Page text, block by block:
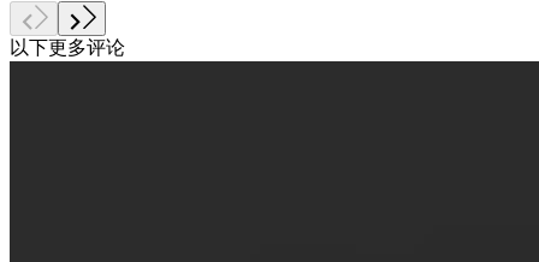
以下更多评论